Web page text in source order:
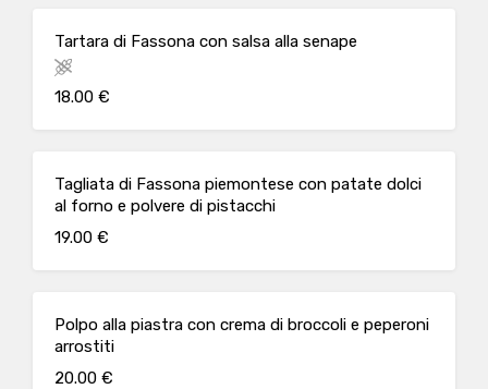
Tartara di Fassona con salsa alla senape
18.00 €
Tagliata di Fassona piemontese con patate dolci
al forno e polvere di pistacchi
19.00 €
Polpo alla piastra con crema di broccoli e peperoni
arrostiti
20.00 €